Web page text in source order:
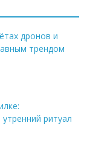
дронов и
трендом
ритуал